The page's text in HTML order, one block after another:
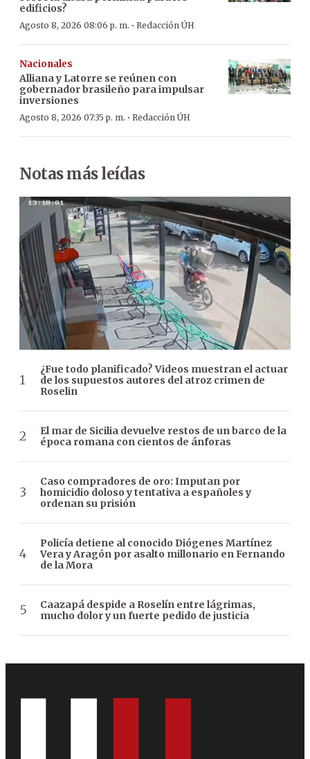
edificios?
Agosto 8, 2026 08:06 p. m. · Redacción ÚH
Nacionales
Alliana y Latorre se reúnen con
gobernador brasileño para impulsar
inversiones
Agosto 8, 2026 07:35 p. m. · Redacción ÚH
Notas más leídas
¿Fue todo planificado? Videos muestran el actuar
de los supuestos autores del atroz crimen de
Roselin
El mar de Sicilia devuelve restos de un barco de la
época romana con cientos de ánforas
Caso compradores de oro: Imputan por
homicidio doloso y tentativa a españoles y
ordenan su prisión
Policía detiene al conocido Diógenes Martínez
Vera y Aragón por asalto millonario en Fernando
de la Mora
Caazapá despide a Roselín entre lágrimas,
mucho dolor y un fuerte pedido de justicia